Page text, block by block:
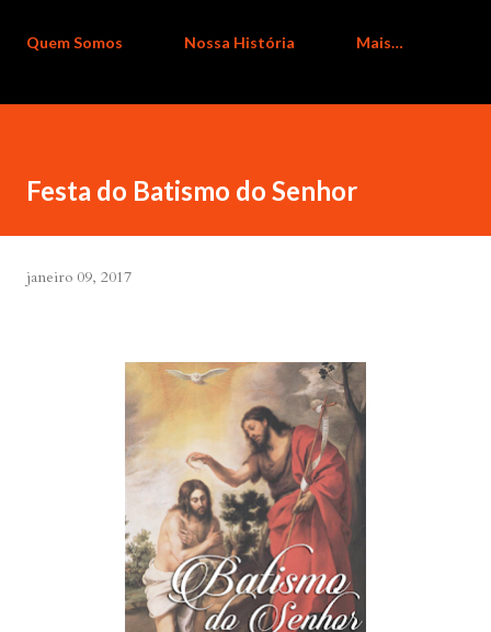
Quem Somos Nossa História Mais…
Festa do Batismo do Senhor
janeiro 09, 2017